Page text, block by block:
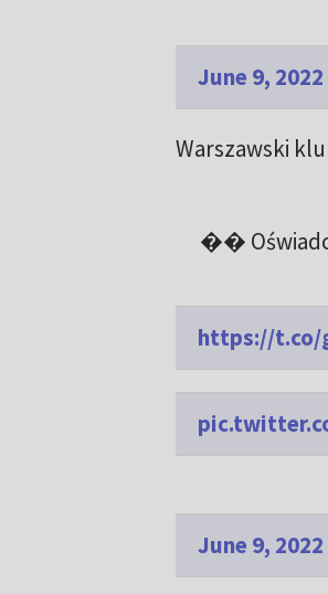
June 9, 2022
Warszawski
��
https://t.co/
June 9, 2022